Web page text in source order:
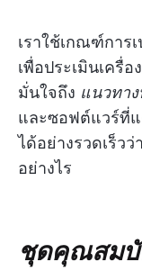
เราใช้เกณฑ์การ
เพื่อประเมินเครื่
มั่นใจถึง แนวทา
และซอฟต์แวร์ที่
ได้อย่างรวดเร็ว
อย่างไร
ชุดคุณสมบั